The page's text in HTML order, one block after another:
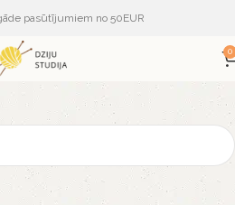
pasūtījumiem no 50EUR
0